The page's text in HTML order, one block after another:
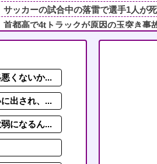
サッカーの試合中の落雷で選手1人が
首都高で4tトラックが原因の玉突き
で、知らない親子に「うちの子にぬ
間シてない。旦那のスマホを見ると
結婚式どうする？」俺「離婚する可能
の時に、明らかに足に障害がある方が
くないか...
出され、...
になるん...